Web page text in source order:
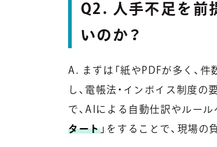
Q2. 人手不足を前
いのか？
A. まずは「紙やPDFが多く、
し、電帳法・インボイス制度
で、AIによる自動仕訳やルー
タート」をすることで、現場の